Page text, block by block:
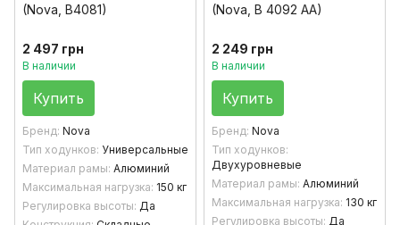
(Nova, B4081)
2 497 грн
В наличии
Купить
Бренд Nova
Тип ходунков Универсальные
Материал рамы Алюминий
Максимальная нагрузка 150 кг
Регулировка высоты Да
(Nova, B 4092 AA)
2 249 грн
В наличии
Купить
Бренд Nova
Тип ходунков
Двухуровневые
Материал рамы Алюминий
Максимальная нагрузка 130 кг
Регулировка высоты Да